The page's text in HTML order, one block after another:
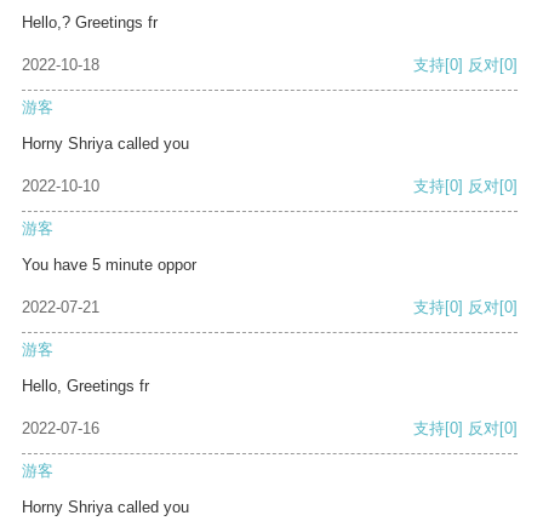
Hello,? Greetings fr
2022-10-18 支持[0] 反对[0]
游客
Horny Shriya called you
2022-10-10 支持[0] 反对[0]
游客
You have 5 minute oppor
2022-07-21 支持[0] 反对[0]
游客
Hello, Greetings fr
2022-07-16 支持[0] 反对[0]
游客
Horny Shriya called you